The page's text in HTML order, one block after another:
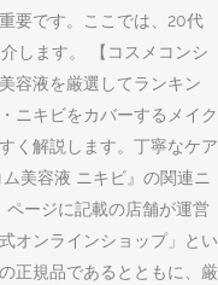
要です。ここでは、20代
します。 【コスメコンシ
容液を厳選してランキン
ニキビをカバーするメイク
く解説します。丁寧なケア
美容液 ニキビ』の関連ニ
ページに記載の店舗が運営
オンラインショップ」とい
正規品であるとともに、厳